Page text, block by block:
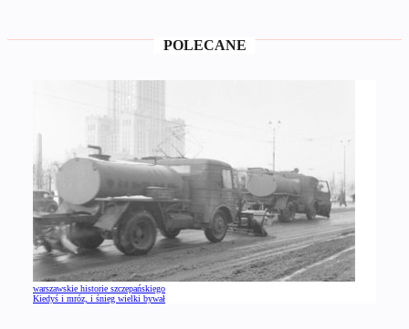
POLECANE
warszawskie historie szczepańskiego
Kiedyś i mróz, i śnieg wielki bywał